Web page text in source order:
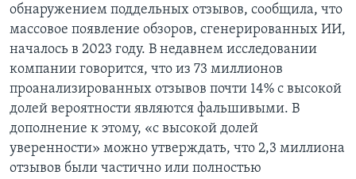
обнаружением поддельных отзывов, сообщила, что
массовое появление обзоров, сгенерированных ИИ,
началось в 2023 году. В недавнем исследовании
компании говорится, что из 73 миллионов
проанализированных отзывов почти 14% с высокой
долей вероятности являются фальшивыми. В
дополнение к этому, «с высокой долей
уверенности» можно утверждать, что 2,3 миллиона
отзывов были частично или полностью